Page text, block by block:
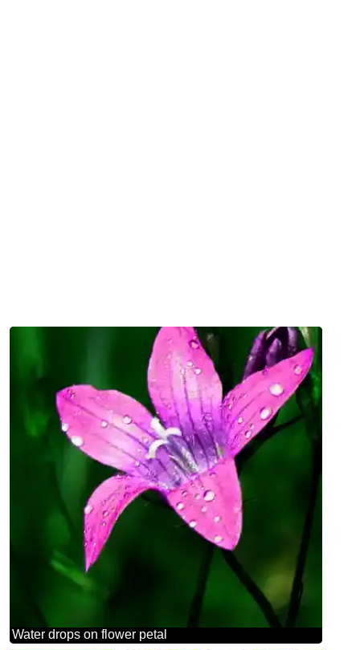
Water drops on flower petal